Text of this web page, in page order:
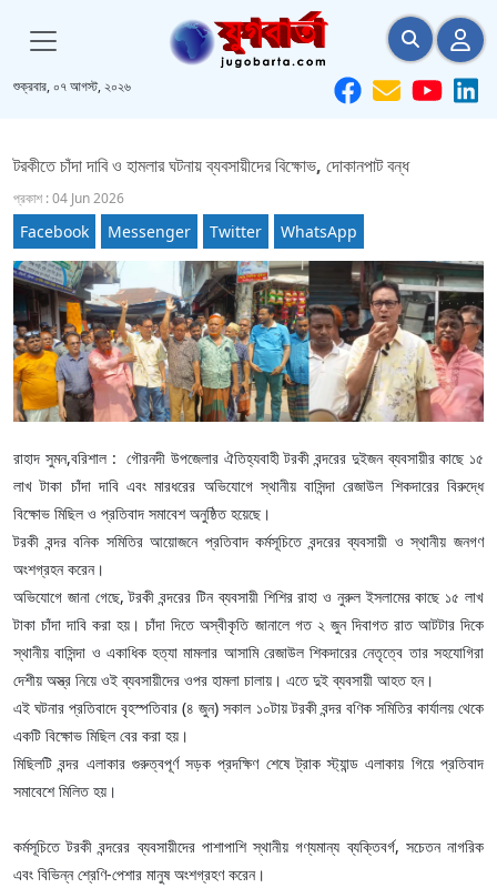
শুক্রবার, ০৭ আগস্ট, ২০২৬
টরকীতে চাঁদা দাবি ও হামলার ঘটনায় ব্যবসায়ীদের বিক্ষোভ, দোকানপাট বন্ধ
প্রকাশ : 04 Jun 2026
Facebook Messenger Twitter WhatsApp
রাহাদ সুমন,বরিশাল : গৌরনদী উপজেলার ঐতিহ্যবাহী টরকী বন্দরের দুইজন ব্যবসায়ীর কাছে ১৫
লাখ টাকা চাঁদা দাবি এবং মারধরের অভিযোগে স্থানীয় বাসিন্দা রেজাউল শিকদারের বিরুদ্ধে
বিক্ষোভ মিছিল ও প্রতিবাদ সমাবেশ অনুষ্ঠিত হয়েছে।
টরকী বন্দর বনিক সমিতির আয়োজনে প্রতিবাদ কর্মসূচিতে বন্দরের ব্যবসায়ী ও স্থানীয় জনগণ
অংশগ্রহন করেন।
‎অভিযোগে জানা গেছে, টরকী বন্দরের টিন ব্যবসায়ী শিশির রাহা ও নুরুল ইসলামের কাছে ১৫ লাখ
টাকা চাঁদা দাবি করা হয়। চাঁদা দিতে অস্বীকৃতি জানালে গত ২ জুন দিবাগত রাত আটটার দিকে
স্থানীয় বাসিন্দা ও একাধিক হত্যা মামলার আসামি রেজাউল শিকদারের নেতৃত্বে তার সহযোগিরা
দেশীয় অস্ত্র নিয়ে ওই ব্যবসায়ীদের ওপর হামলা চালায়। এতে দুই ব্যবসায়ী আহত হন।
‎এই ঘটনার প্রতিবাদে বৃহস্পতিবার (৪ জুন) সকাল ১০টায় টরকী বন্দর বণিক সমিতির কার্যালয় থেকে
একটি বিক্ষোভ মিছিল বের করা হয়।
মিছিলটি বন্দর এলাকার গুরুত্বপূর্ণ সড়ক প্রদক্ষিণ শেষে ট্রাক স্ট্যান্ড এলাকায় গিয়ে প্রতিবাদ
সমাবেশে মিলিত হয়।
কর্মসূচিতে টরকী বন্দরের ব্যবসায়ীদের পাশাপাশি স্থানীয় গণ্যমান্য ব্যক্তিবর্গ, সচেতন নাগরিক
এবং বিভিন্ন শ্রেণি-পেশার মানুষ অংশগ্রহণ করেন।